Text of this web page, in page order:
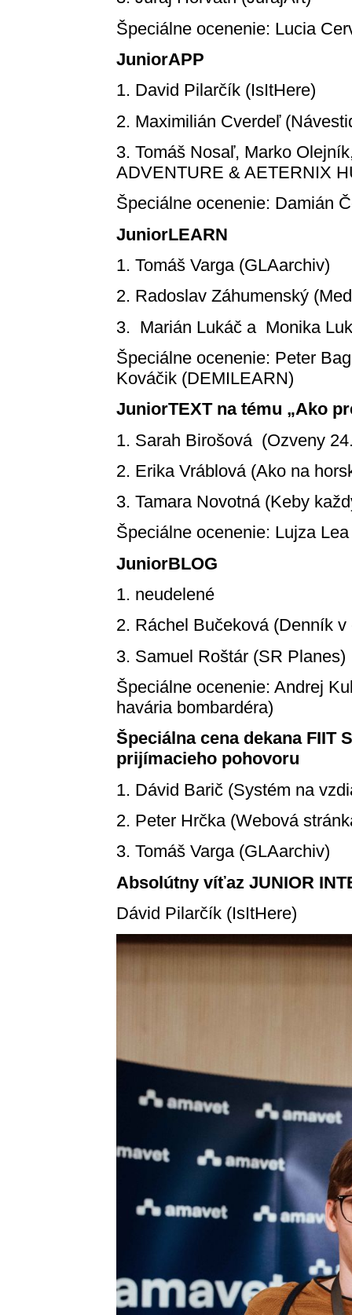
Špeciálne ocenenie: Lucia
JuniorAPP
1. David Pilarčík (IsItHere)
2. Maximilián Cverdeľ
3. Tomáš Nosaľ, Marko
ADVENTURE & AETERNIX
Špeciálne ocenenie: Damián
JuniorLEARN
1. Tomáš Varga (GLAarchiv)
2. Radoslav Záhumenský
3. Marián Lukáč a Monika
Špeciálne ocenenie: Peter
Kováčik (DEMILEARN)
JuniorTEXT na tému „Ako
1. Sarah Birošová (Ozveny
2. Erika Vráblová (Ako na
3. Tamara Novotná (Keby
Špeciálne ocenenie: Lujza
JuniorBLOG
1. neudelené
2. Ráchel Bučeková (Denník v
3. Samuel Roštár (SR Planes)
Špeciálne ocenenie: Andrej
havária bombardéra)
Špeciálna cena dekana FIIT
prijímacieho pohovoru
1. Dávid Barič (Systém na
2. Peter Hrčka (Webová
3. Tomáš Varga (GLAarchiv)
Absolútny víťaz JUNIOR
Dávid Pilarčík​ (IsItHere​)